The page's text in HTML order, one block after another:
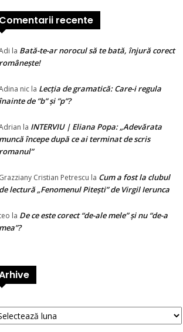
recente
la Bată-te-ar norocul să te bată, înjură corect
nic la Lecția de gramatică: Care-i regula
de ”b” și ”p”?
la INTERVIU | Eliana Popa: „Adevărata
începe după ce ai terminat de scris
Cristian Petrescu la Cum a fost la clubul
lectură „Fenomenul Pitești” de Virgil Ierunca
la De ce este corect “de-ale mele” și nu “de-a